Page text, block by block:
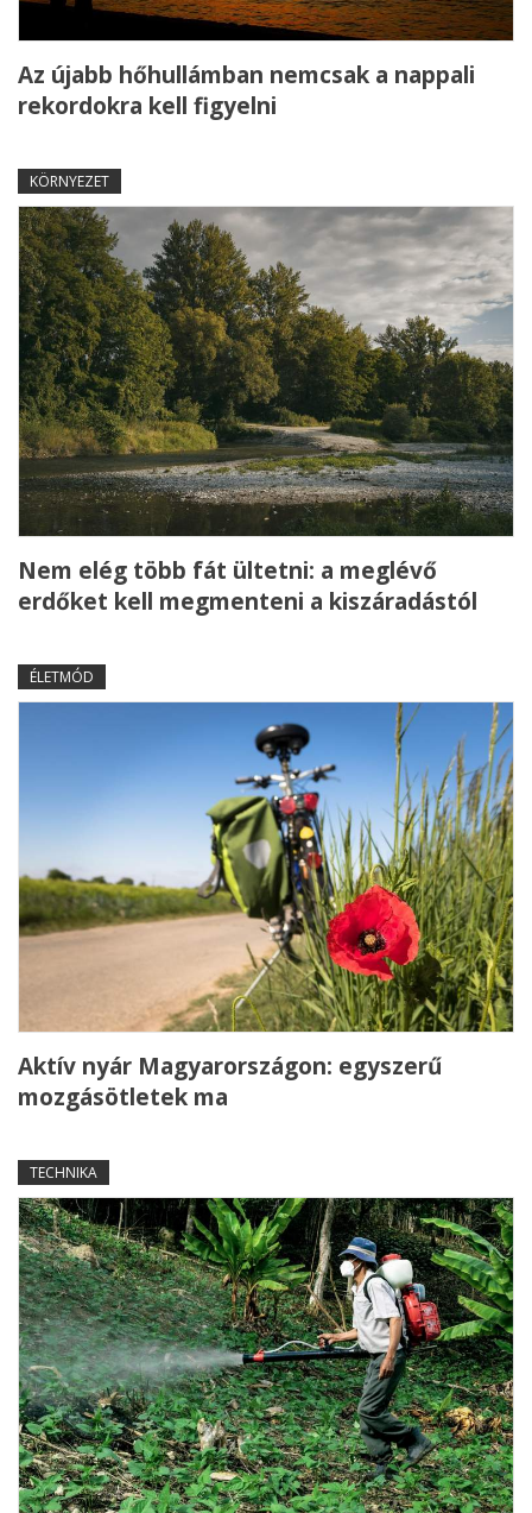
Az újabb hőhullámban nemcsak a nappali
rekordokra kell figyelni
KÖRNYEZET
Nem elég több fát ültetni: a meglévő
erdőket kell megmenteni a kiszáradástól
ÉLETMÓD
Aktív nyár Magyarországon: egyszerű
mozgásötletek ma
TECHNIKA